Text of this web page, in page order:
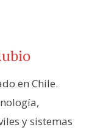
en Chile.
y sistemas